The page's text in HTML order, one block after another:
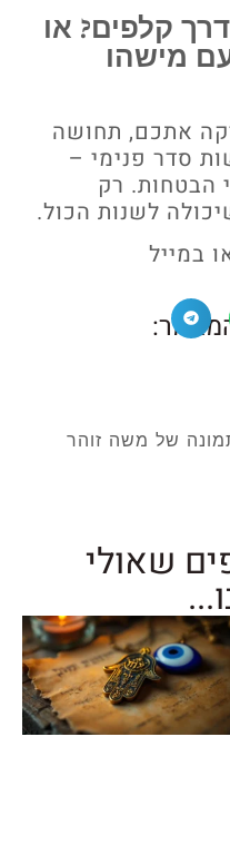
דרך קלפים? או
מישהו
אתכם, תחושה
סדר פנימי –
הבטחות. רק
לשנות הכול.
052-299-1706 או במייל
שאולי